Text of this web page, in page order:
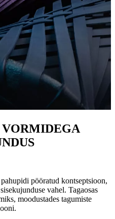
VORMIDEGA
pööratud kontseptsioon,
vahel. Tagaosas
moodustades tagumiste